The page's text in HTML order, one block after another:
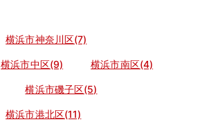
横浜市神奈川区(7)
横浜市中区(9) 横浜市南区(4)
横浜市磯子区(5)
横浜市港北区(11)